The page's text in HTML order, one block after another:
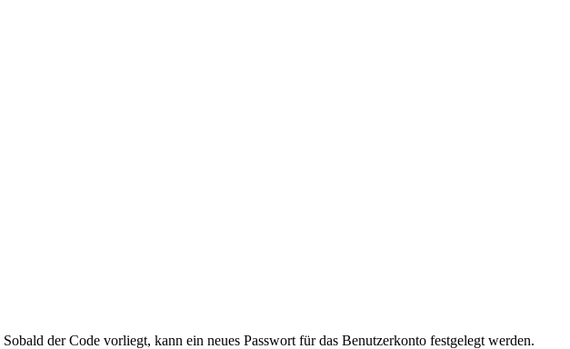
der Code vorliegt, kann ein neues Passwort für das Benutzerkonto festgelegt werden.